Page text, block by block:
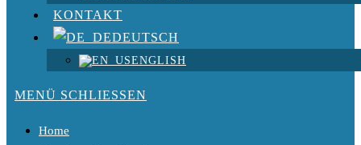
KONTAKT
DEUTSCH
ENGLISH
MENÜ SCHLIESSEN
Home